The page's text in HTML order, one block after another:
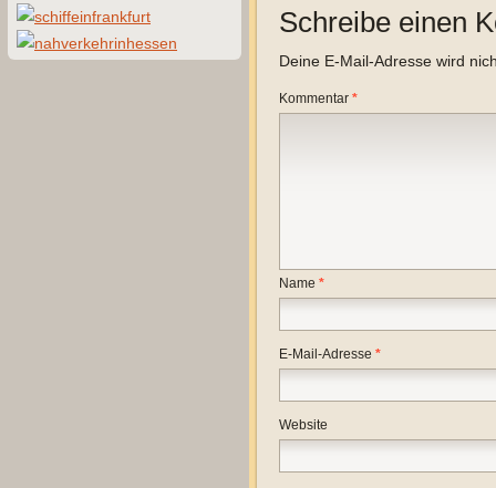
Schreibe einen
Deine E-Mail-Adresse wird
Kommentar *
Name *
E-Mail-Adresse *
Website